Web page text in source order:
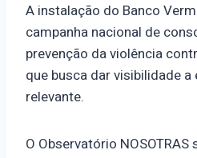
A instalação do Banco
campanha nacional de
prevenção da violência
que busca dar visibilidade a
relevante.
O Observatório